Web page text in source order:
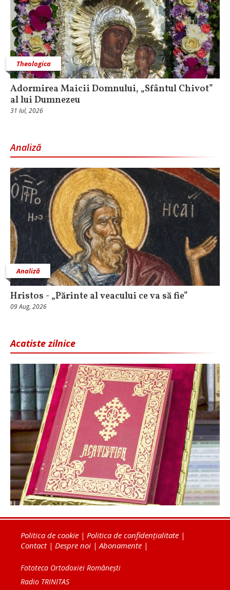
Theologica
Adormirea Maicii Domnului, „Sfântul Chivot”
al lui Dumnezeu
31 Iul, 2026
Analiză
Analiză
Hristos - „Părinte al veacului ce va să fie”
09 Aug, 2026
Acatiste zilnice
Politica de cookie | Politica de confidențialitate |
Contact| Despre noi |Abonamente |
Fototeca Ortodoxiei Românești
Radio TRINITAS